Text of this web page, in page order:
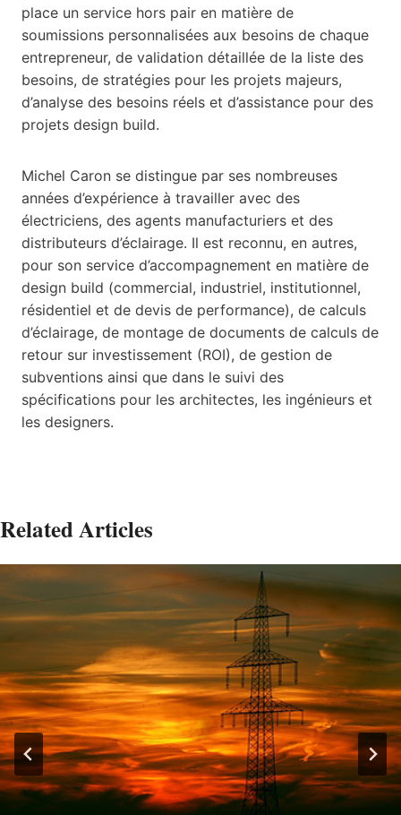
place un service hors pair en matière de
soumissions personnalisées aux besoins de chaque
entrepreneur, de validation détaillée de la liste des
besoins, de stratégies pour les projets majeurs,
d’analyse des besoins réels et d’assistance pour des
projets design build.
Michel Caron se distingue par ses nombreuses
années d’expérience à travailler avec des
électriciens, des agents manufacturiers et des
distributeurs d’éclairage. Il est reconnu, en autres,
pour son service d’accompagnement en matière de
design build (commercial, industriel, institutionnel,
résidentiel et de devis de performance), de calculs
d’éclairage, de montage de documents de calculs de
retour sur investissement (ROI), de gestion de
subventions ainsi que dans le suivi des
spécifications pour les architectes, les ingénieurs et
les designers.
Related Articles